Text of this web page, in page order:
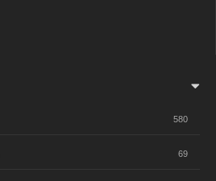
580
69